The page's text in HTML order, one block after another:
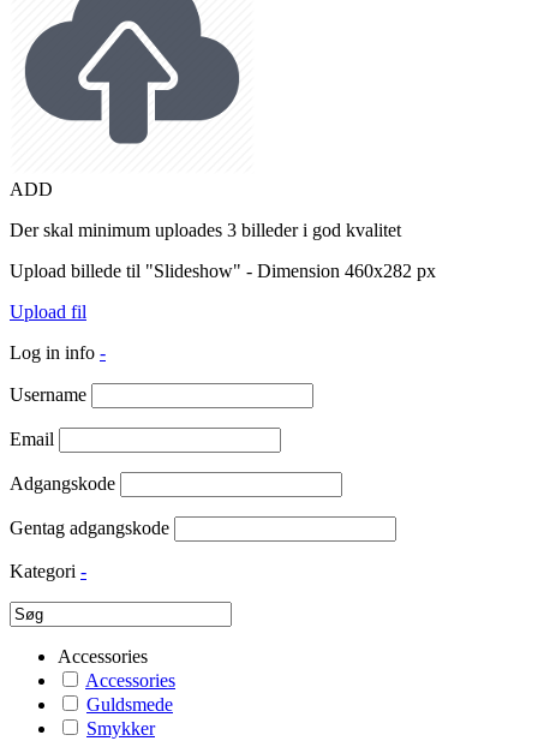
ADD
Der skal minimum uploades 3 billeder i god kvalitet
Upload billede til "Slideshow" - Dimension 460x282 px
Upload fil
Log in info -
Username
Email
Adgangskode
Gentag adgangskode
Kategori -
Accessories
Accessories
Guldsmede
Smykker